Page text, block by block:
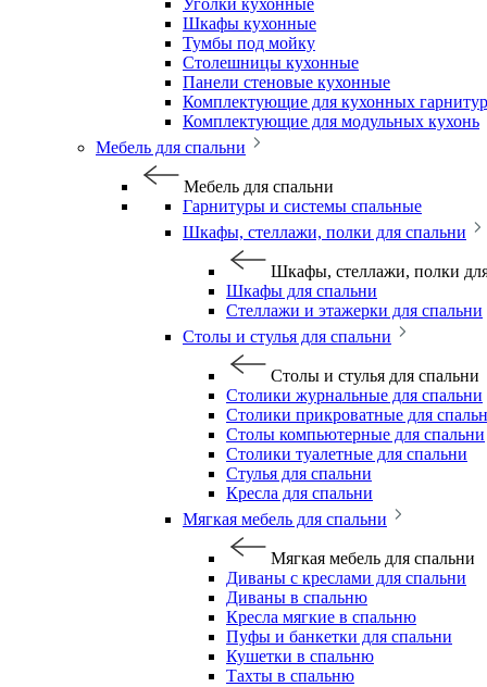
Уголки кухонные
Шкафы кухонные
Тумбы под мойку
Столешницы кухонные
Панели стеновые кухонные
Комплектующие для кухонных
Комплектующие для модульных кухонь
Мебель для спальни
Мебель для спальни
Гарнитуры и системы спальные
Шкафы, стеллажи, полки для спальни
Шкафы, стеллажи, полки
Шкафы для спальни
Стеллажи и этажерки для спальни
Столы и стулья для спальни
Столы и стулья для спальни
Столики журнальные для спальни
Столики прикроватные для
Столы компьютерные для спальни
Столики туалетные для спальни
Стулья для спальни
Кресла для спальни
Мягкая мебель для спальни
Мягкая мебель для спальни
Диваны с креслами для спальни
Диваны в спальню
Кресла мягкие в спальню
Пуфы и банкетки для спальни
Кушетки в спальню
Тахты в спальню